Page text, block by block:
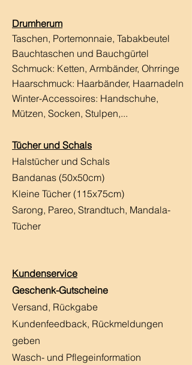
Drumherum
Taschen, Portemonnaie, Tabakbeutel
Bauchtaschen und Bauchgürtel
Schmuck: Ketten, Armbänder, Ohrringe
Haarschmuck: Haarbänder, Haarnadeln
Winter-Accessoires: Handschuhe,
Mützen, Socken, Stulpen,...
Tücher und Schals
Halstücher und Schals
Bandanas (50x50cm)
Kleine Tücher (115x75cm)
Sarong, Pareo, Strandtuch, Mandala-
Tücher
Kundenservice
Geschenk-Gutscheine
Versand, Rückgabe
Kundenfeedback, Rückmeldungen
geben
Wasch- und Pflegeinformation